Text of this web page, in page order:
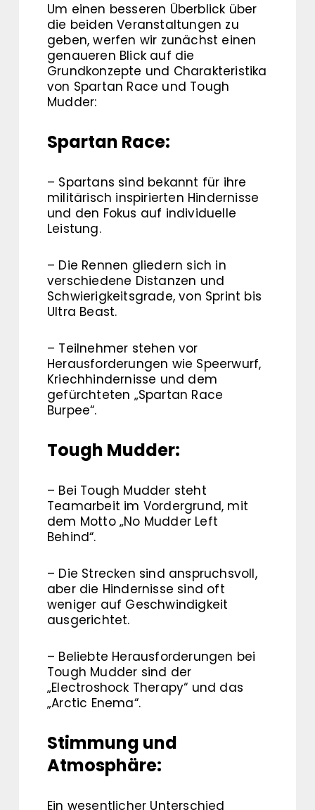
Um einen besseren Überblick über
die beiden Veranstaltungen zu
geben, werfen wir zunächst einen
genaueren Blick auf die
Grundkonzepte und Charakteristika
von Spartan Race und Tough
Mudder:
Spartan Race:
– Spartans sind bekannt für ihre
militärisch inspirierten Hindernisse
und den Fokus auf individuelle
Leistung.
– Die Rennen gliedern sich in
verschiedene Distanzen und
Schwierigkeitsgrade, von Sprint bis
Ultra Beast.
– Teilnehmer stehen vor
Herausforderungen wie Speerwurf,
Kriechhindernisse und dem
gefürchteten „Spartan Race
Burpee“.
Tough Mudder:
– Bei Tough Mudder steht
Teamarbeit im Vordergrund, mit
dem Motto „No Mudder Left
Behind“.
– Die Strecken sind anspruchsvoll,
aber die Hindernisse sind oft
weniger auf Geschwindigkeit
ausgerichtet.
– Beliebte Herausforderungen bei
Tough Mudder sind der
„Electroshock Therapy“ und das
„Arctic Enema“.
Stimmung und
Atmosphäre:
Ein wesentlicher Unterschied